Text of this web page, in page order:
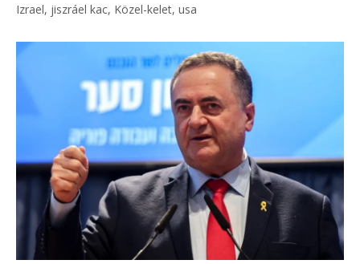
Izrael, jiszráel kac, Közel-kelet, usa